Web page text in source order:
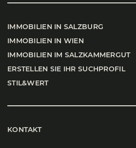
IMMO­BI­LI­EN IN SALZ­BURG
IMMO­BI­LI­EN IN WIEN
IMMO­BI­LI­EN IM SALZ­KAM­MER­GUT
ERSTEL­LEN SIE IHR SUCH­PRO­FIL
STIL&WERT
KONTAKT